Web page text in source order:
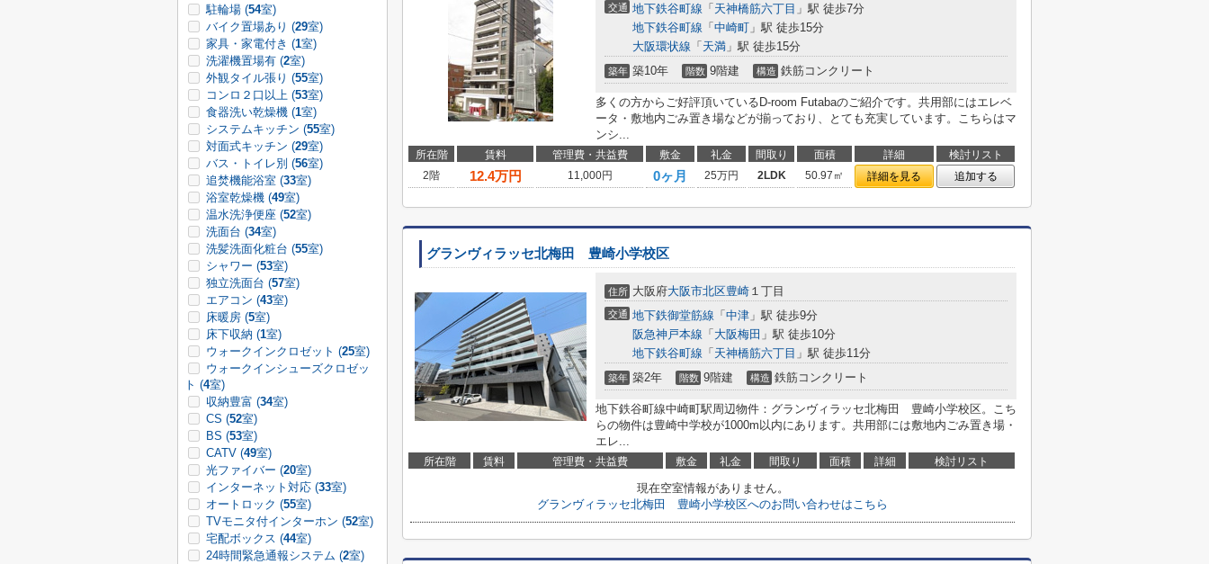
交通 地下鉄谷町線 「 天神橋筋六丁目 」駅 徒歩7分
地下鉄谷町線 「 中崎町 」駅 徒歩15分
大阪環状線 「 天満 」駅 徒歩15分
築年 築10年 階数 9階建 構造 鉄筋コンクリート
多くの方からご好評頂いているD-room Futabaのご紹介です。共用部にはエレベ
ータ・敷地内ごみ置き場などが揃っており、とても充実しています。こちらはマ
ンシ...
所在階 賃料 管理費・共益費 敷金 礼金 間取り 面積 詳細
検討リスト
2階
12.4万円 11,000円 0ヶ月 25万円 2LDK 50.97㎡ 詳細を見る 追加する
グランヴィラッセ北梅田 豊崎小学校区
住所 大阪府大阪市北区豊崎 １丁目
交通 地下鉄御堂筋線 「 中津 」駅 徒歩9分
阪急神戸本線 「 大阪梅田 」駅 徒歩10分
地下鉄谷町線 「 天神橋筋六丁目 」駅 徒歩11分
築年 築2年 階数 9階建 構造 鉄筋コンクリート
地下鉄谷町線中崎町駅周辺物件：グランヴィラッセ北梅田 豊崎小学校区。こち
らの物件は豊崎中学校が1000m以内にあります。共用部には敷地内ごみ置き場・
エレ...
所在階 賃料 管理費・共益費 敷金 礼金 間取り 面積 詳細 検討リスト
現在空室情報がありません。
グランヴィラッセ北梅田 豊崎小学校区へのお問い合わせはこちら
駐輪場 (54室)
バイク置場あり (29室)
家具・家電付き (1室)
洗濯機置場有 (2室)
外観タイル張り (55室)
コンロ２口以上 (53室)
食器洗い乾燥機 (1室)
システムキッチン (55室)
対面式キッチン (29室)
バス・トイレ別 (56室)
追焚機能浴室 (33室)
浴室乾燥機 (49室)
温水洗浄便座 (52室)
洗面台 (34室)
洗髪洗面化粧台 (55室)
シャワー (53室)
独立洗面台 (57室)
エアコン (43室)
床暖房 (5室)
床下収納 (1室)
ウォークインクロゼット (25室)
ウォークインシューズクロゼッ
ト (4室)
収納豊富 (34室)
CS (52室)
BS (53室)
CATV (49室)
光ファイバー (20室)
インターネット対応 (33室)
オートロック (55室)
TVモニタ付インターホン (52室)
宅配ボックス (44室)
24時間緊急通報システム (2室)